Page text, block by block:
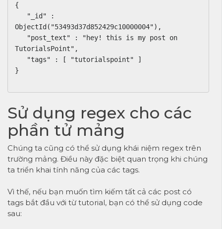
{
ObjectId("53493d37d852429c10000004"),
TutorialsPoint",
}
Sử dụng regex cho các
phần tử mảng
Chúng ta cũng có thể sử dụng khái niệm regex trên
trường mảng. Điều này đặc biệt quan trọng khi chúng
ta triển khai tính năng của các tags.
Vì thế, nếu bạn muốn tìm kiếm tất cả các post có
tags bắt đầu với từ tutorial, bạn có thể sử dụng code
sau: